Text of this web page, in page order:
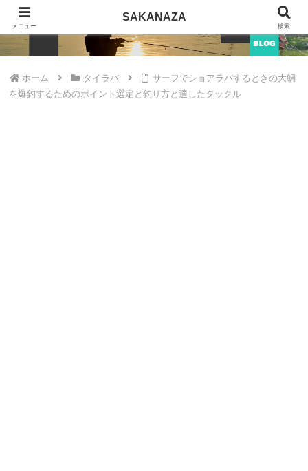
SAKANAZA
ホーム タイラバ
サーフでショアラバするときの大鯛
を爆釣するためのポイント選定と釣り方と適したタックル
メニュー
SAKANAZA
検索